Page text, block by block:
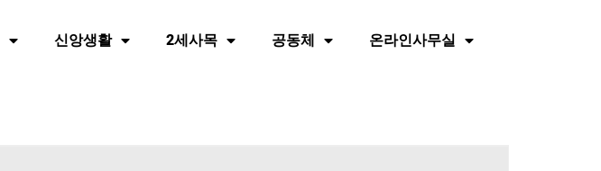
신앙생활 2세사목 공동체 온라인사무실